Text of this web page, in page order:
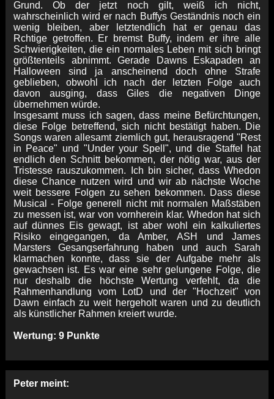
Grund. Ob der jetzt noch gilt, weiß ich nicht,
wahrscheinlich wird er nach Buffys Geständnis noch ein
wenig bleiben, aber letztendlich hat er genau das
Rchtige getroffen. Er bremst Buffy, indem er ihre alle
Schwierigkeiten, die ein normales Leben mit sich bringt
größtenteils abnimmt. Gerade Dawns Eskapaden an
Halloween sind ja anscheinend doch ohne Strafe
geblieben, obwohl ich nach der letzten Folge auch
davon ausging, dass Giles die negativen Dinge
übernehmen würde.
Insgesamt muss ich sagen, dass meine Befürchtungen,
diese Folge betreffend, sich nicht bestätigt haben. Die
Songs waren allesamt ziemlich gut, herausragend "Rest
in Peace" und "Under your Spell", und die Staffel hat
endlich den Schnitt bekommen, der nötig war, aus der
Tristesse rauszukommen. Ich bin sicher, dass Whedon
diese Chance nutzen wird und wir ab nächste Woche
weit bessere Folgen zu sehen bekommen. Dass diese
Musical - Folge generell nicht mit normalen Maßstäben
zu messen ist, war von vornherein klar. Whedon hat sich
auf dünnes Eis gewagt, ist aber wohl ein kalkuliertes
Risiko eingegangen, da Amber, ASH und James
Marsters Gesangserfahrung haben und auch Sarah
klarmachen konnte, dass sie der Aufgabe mehr als
gewachsen ist. Es war eine sehr gelungene Folge, die
nur deshalb die höchste Wertung verfehlt, da die
Rahmenhandlung vom LotD und der "Hochzeit" von
Dawn einfach zu weit hergeholt waren und zu deutlich
als künstlicher Rahmen kreiert wurde.
Wertung: 9 Punkte
Peter meint: